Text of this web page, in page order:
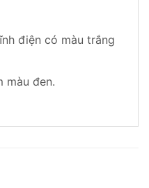
điện có màu trắng
màu đen.